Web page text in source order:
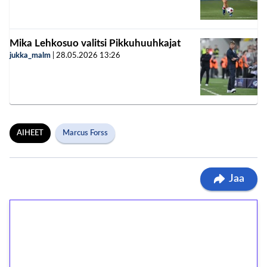
Mika Lehkosuo valitsi Pikkuhuuhkajat
jukka_malm 28.05.2026 13:26
AIHEET Marcus Forss
Jaa